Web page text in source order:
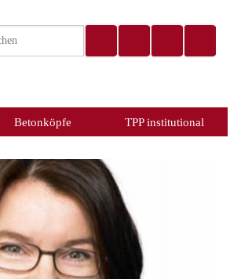
Betonköpfe TPP institutional